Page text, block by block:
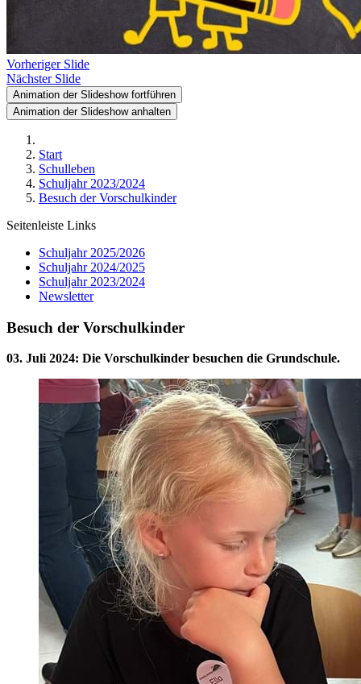
Vorheriger Slide
Nächster Slide
Animation der Slideshow fortführen
Animation der Slideshow anhalten
Start
Schulleben
Schuljahr 2023/2024
Besuch der Vorschulkinder
Seitenleiste Links
Schuljahr 2025/2026
Schuljahr 2024/2025
Schuljahr 2023/2024
Newsletter
Besuch der Vorschulkinder
03. Juli 2024: Die Vorschulkinder besuchen die Grundschule.